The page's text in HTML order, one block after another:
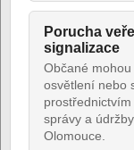
Porucha
signalizace
Občané
osvětlení nebo
správy a
Olomouce.